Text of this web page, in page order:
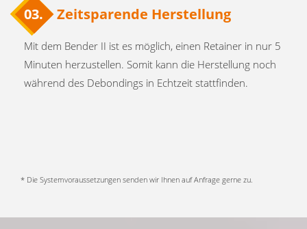
03. Zeitsparende Herstellung
Mit dem Bender II ist es möglich, einen Retainer in nur 5
Minuten herzustellen. Somit kann die Herstellung noch
während des Debondings in Echtzeit stattfinden.
* Die Systemvoraussetzungen senden wir Ihnen auf Anfrage gerne zu.